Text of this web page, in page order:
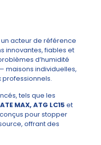
acteur de référence
innovantes, fiables et
d’humidité
maisons individuelles,
tels que les
MAX, ATG LC15 et
pour stopper
offrant des